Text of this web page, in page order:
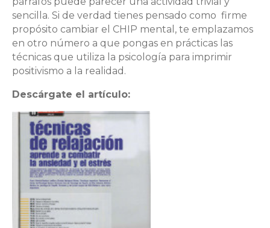
sencilla. Si de verdad tienes pensado como firme
propósito cambiar el CHIP mental, te emplazamos
en otro número a que pongas en prácticas las
técnicas que utiliza la psicología para imprimir
positivismo a la realidad.
Descárgate el artículo: